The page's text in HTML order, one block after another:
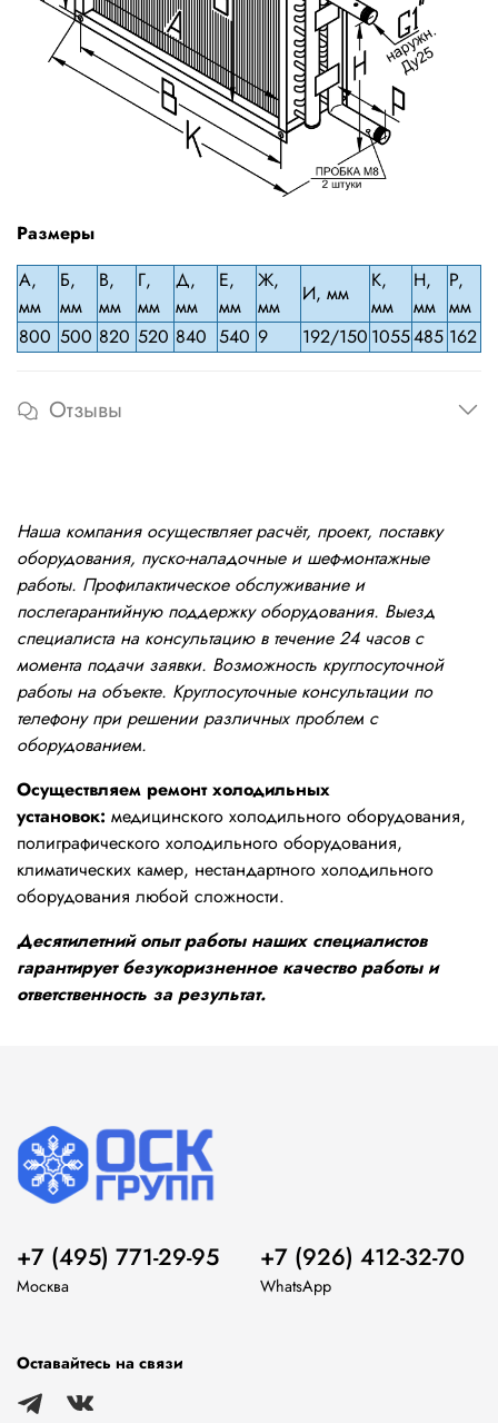
Размеры
А,
мм
Б,
мм
В,
мм
Г,
мм
Д,
мм
Е,
мм
Ж,
мм
И, мм
К,
мм
H,
мм
P,
мм
800 500 820 520 840 540 9 192/150 1055485 162
Отзывы
Наша компания осуществляет расчёт, проект, поставку
оборудования, пуско-наладочные и шеф-монтажные
работы. Профилактическое обслуживание и
послегарантийную поддержку оборудования. Выезд
специалиста на консультацию в течение 24 часов с
момента подачи заявки. Возможность круглосуточной
работы на объекте. Круглосуточные консультации по
телефону при решении различных проблем с
оборудованием.
Осуществляем ремонт холодильных
установок: медицинского холодильного оборудования,
полиграфического холодильного оборудования,
климатических камер, нестандартного холодильного
оборудования любой сложности.
Десятилетний опыт работы наших специалистов
гарантирует безукоризненное качество работы и
ответственность за результат.
+7 (495) 771-29-95
Москва
+7 (926) 412-32-70
WhatsApp
Оставайтесь на связи